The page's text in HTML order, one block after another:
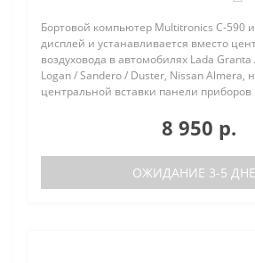
Бортовой компьютер Multitronics C-590
дисплей и устанавливается вместо
воздуховода в автомобилях Lada
Logan / Sandero / Duster, Nissan Almera,
центральной вставки панели приборов
8 950 р.
ОЖИДАНИЕ 3-5